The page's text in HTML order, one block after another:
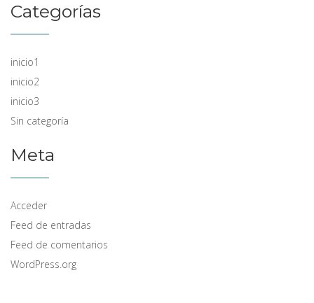
Categorías
inicio1
inicio2
inicio3
Sin categoría
Meta
Acceder
Feed de entradas
Feed de comentarios
WordPress.org